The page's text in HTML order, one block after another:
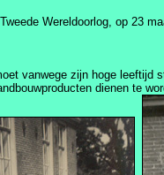
Wereldoorlog, op 23
vanwege zijn hoge
dienen te